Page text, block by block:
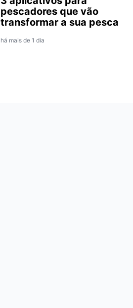
pescadores que vão
transformar a sua pesca
há mais de 1 dia